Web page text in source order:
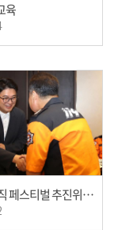
육
서리풀 뮤직 페스티벌 추진위원회